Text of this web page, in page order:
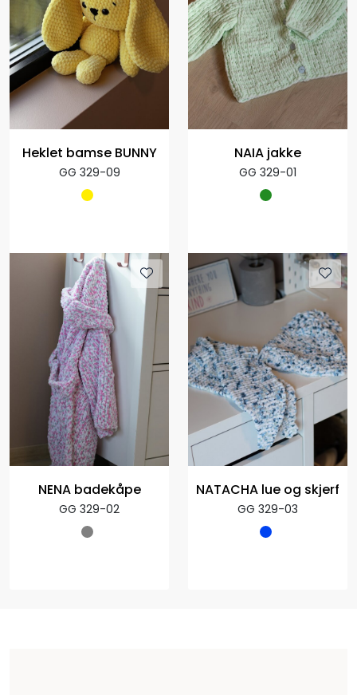
Heklet bamse BUNNY
GG 329-09
NAIA jakke
GG 329-01
NENA badekåpe
GG 329-02
NATACHA lue og skjerf
GG 329-03